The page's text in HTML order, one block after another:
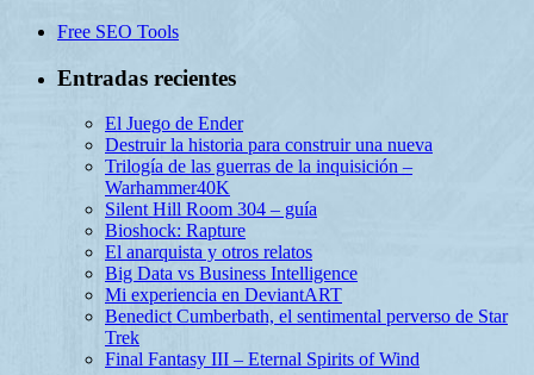
Free SEO Tools
Entradas recientes
El Juego de Ender
Destruir la historia para construir una nueva
Trilogía de las guerras de la inquisición –
Warhammer40K
Silent Hill Room 304 – guía
Bioshock: Rapture
El anarquista y otros relatos
Big Data vs Business Intelligence
Mi experiencia en DeviantART
Benedict Cumberbath, el sentimental perverso de Star
Trek
Final Fantasy III – Eternal Spirits of Wind